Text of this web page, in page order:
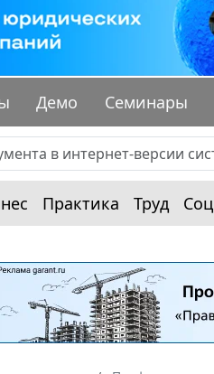
Демо Семинары
Практика Труд